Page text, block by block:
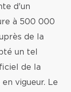
d'un
à 500 000
de la
un tel
de la
vigueur. Le